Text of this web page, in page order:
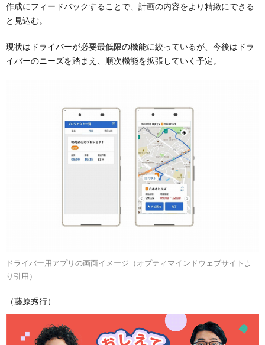
作成にフィードバックすることで、計画の内容をより精緻にできる
と見込む。
現状はドライバーが必要最低限の機能に絞っているが、今後はドラ
イバーのニーズを踏まえ、順次機能を拡張していく予定。
ドライバー用アプリの画面イメージ（オプティマインドウェブサイトよ
り引用）
（藤原秀行）